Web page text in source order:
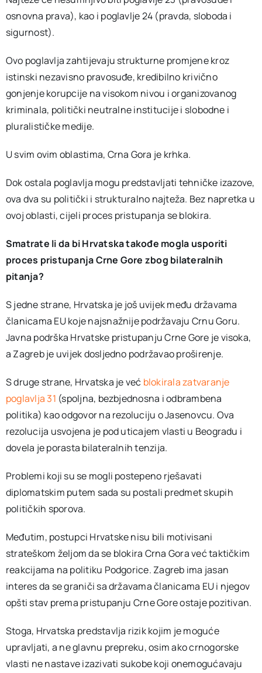
osnovna prava), kao i poglavlje 24 (pravda, sloboda i
sigurnost).
Ovo poglavlja zahtijevaju strukturne promjene kroz
istinski nezavisno pravosuđe, kredibilno krivično
gonjenje korupcije na visokom nivou i organizovanog
kriminala, politički neutralne institucije i slobodne i
pluralističke medije.
U svim ovim oblastima, Crna Gora je krhka.
Dok ostala poglavlja mogu predstavljati tehničke izazove,
ova dva su politički i strukturalno najteža. Bez napretka u
ovoj oblasti, cijeli proces pristupanja se blokira.
Smatrate li da bi Hrvatska takođe mogla usporiti
proces pristupanja Crne Gore zbog bilateralnih
pitanja?
S jedne strane, Hrvatska je još uvijek među državama
članicama EU koje najsnažnije podržavaju Crnu Goru.
Javna podrška Hrvatske pristupanju Crne Gore je visoka,
a Zagreb je uvijek dosljedno podržavao proširenje.
S druge strane, Hrvatska je već blokirala zatvaranje
poglavlja 31 (spoljna, bezbjednosna i odbrambena
politika) kao odgovor na rezoluciju o Jasenovcu. Ova
rezolucija usvojena je pod uticajem vlasti u Beogradu i
dovela je porasta bilateralnih tenzija.
Problemi koji su se mogli postepeno rješavati
diplomatskim putem sada su postali predmet skupih
političkih sporova.
Međutim, postupci Hrvatske nisu bili motivisani
strateškom željom da se blokira Crna Gora već taktičkim
reakcijama na politiku Podgorice. Zagreb ima jasan
interes da se graniči sa državama članicama EU i njegov
opšti stav prema pristupanju Crne Gore ostaje pozitivan.
Stoga, Hrvatska predstavlja rizik kojim je moguće
upravljati, a ne glavnu prepreku, osim ako crnogorske
vlasti ne nastave izazivati ​​sukobe koji onemogućavaju